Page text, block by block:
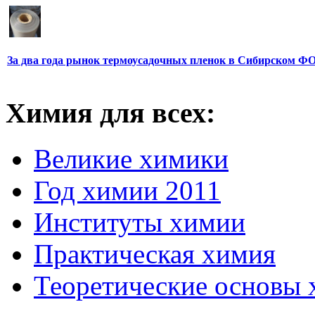
За два года рынок термоусадочных пленок в Сибирском
Химия для всех:
Великие химики
Год химии 2011
Институты химии
Практическая химия
Теоретические основы